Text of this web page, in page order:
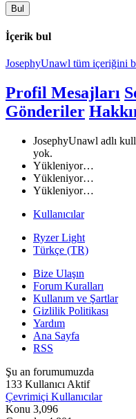
Bul
İçerik bul
JosephyUnawl tüm içeriğini
Profil Mesajları
Gönderiler
JosephyUnawl adlı
yok.
Yükleniyor…
Yükleniyor…
Yükleniyor…
Kullanıcılar
Ryzer Light
Türkçe (TR)
Bize Ulaşın
Forum Kuralları
Kullanım ve Şartlar
Gizlilik Politikası
Yardım
Ana Sayfa
RSS
Şu an forumumuzda
133 Kullanıcı Aktif
Çevrimiçi Kullanıcılar
Konu 3,096